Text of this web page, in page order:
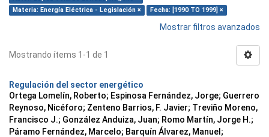
Materia: Energía Eléctrica - Legislación ×
Fecha: [1990 TO 1999] ×
Mostrar filtros avanzados
Mostrando ítems 1-1 de 1
Regulación del sector energético
Ortega Lomelín, Roberto; Espinosa Fernández, Jorge; Guerrero
Reynoso, Nicéforo; Zenteno Barrios, F. Javier; Treviño Moreno,
Francisco J.; González Anduiza, Juan; Romo Martín, Jorge H.;
Páramo Fernández, Marcelo; Barquín Álvarez, Manuel;